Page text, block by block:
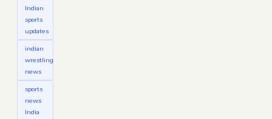
Indian
sports
updates
indian
wrestling
news
sports
news
India